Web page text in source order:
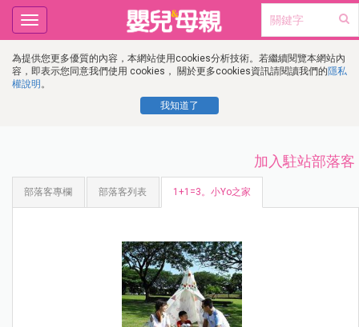
為提供您更多優質的內容，本網站使用cookies分析技術。若繼續閱覽本網站內
容，即表示您同意我們使用 cookies， 關於更多cookies資訊請閱讀我們的隱私
權說明 。
我知道了
Toggle
navigation
加入駐站部落客
部落客專欄 部落客列表 1+1=3。小Yo之家